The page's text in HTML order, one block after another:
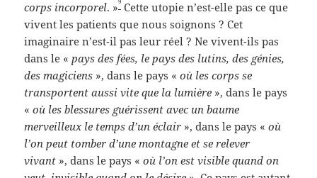
corps incorporel. » Cette utopie n’est-elle pas ce que
vivent les patients que nous soignons ? Cet
imaginaire n’est-il pas leur réel ? Ne vivent-ils pas
dans le « pays des fées, le pays des lutins, des génies,
des magiciens », dans le pays «où les corps se
transportent aussi vite que la lumière », dans le pays
«où les blessures guérissent avec un baume
merveilleux le temps d’un éclair », dans le pays «où
l’on peut tomber d’une montagne et se relever
vivant », dans le pays «où l’on est visible quand on